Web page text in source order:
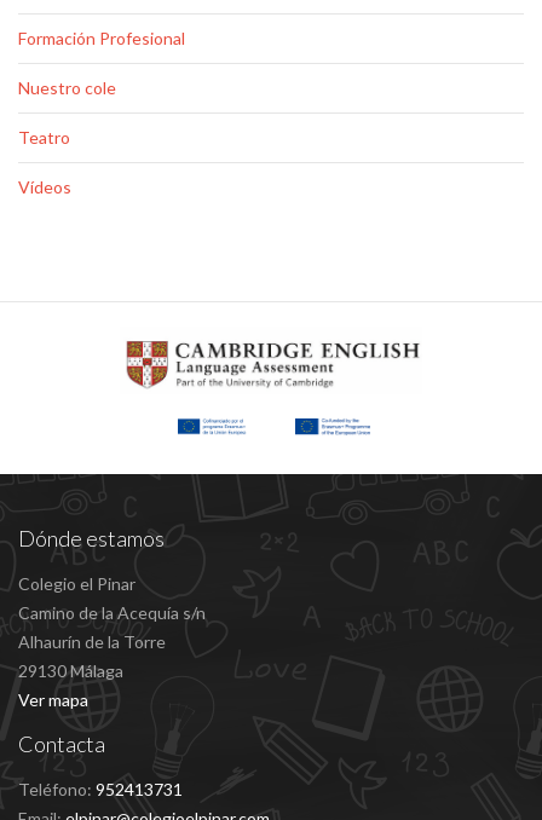
Formación Profesional
Nuestro cole
Teatro
Vídeos
Dónde estamos
Colegio el Pinar
Camino de la Acequía s/n
Alhaurín de la Torre
29130 Málaga
Ver mapa
Contacta
Teléfono: 952413731